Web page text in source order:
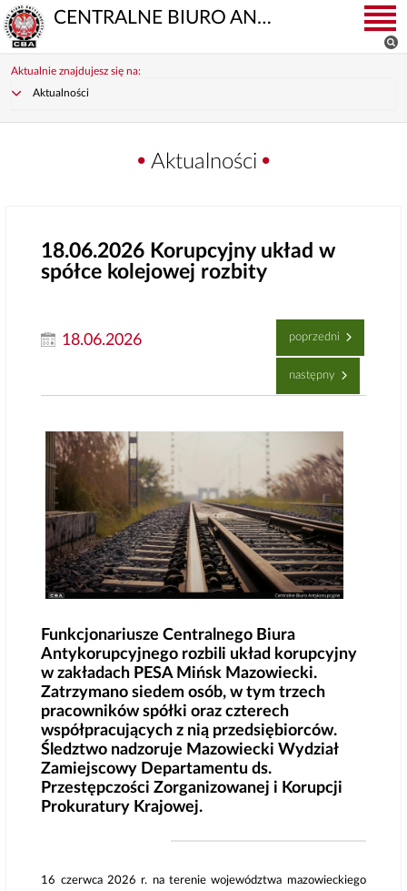
CENTRALNE BIURO ANTYKORUPCYJNE
Aktualnie znajdujesz się na:
Aktualności
Aktualności
18.06.2026 Korupcyjny układ w
spółce kolejowej rozbity
18.06.2026 poprzedni
następny
Funkcjonariusze Centralnego Biura
Antykorupcyjnego rozbili układ korupcyjny
w zakładach PESA Mińsk Mazowiecki.
Zatrzymano siedem osób, w tym trzech
pracowników spółki oraz czterech
współpracujących z nią przedsiębiorców.
Śledztwo nadzoruje Mazowiecki Wydział
Zamiejscowy Departamentu ds.
Przestępczości Zorganizowanej i Korupcji
Prokuratury Krajowej.
16 czerwca 2026 r. na terenie województwa mazowieckiego